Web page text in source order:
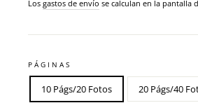
Los gastos de envío se calculan en la pantalla
PÁGINAS
10 Págs/20 Fotos 20 Págs/40